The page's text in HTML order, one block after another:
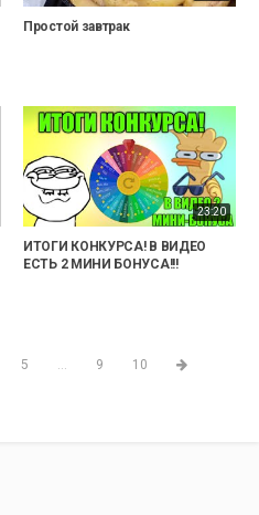
Простой завтрак
23:20
ИТОГИ КОНКУРСА! В ВИДЕО
ЕСТЬ 2 МИНИ БОНУСА!!!
5 9 10